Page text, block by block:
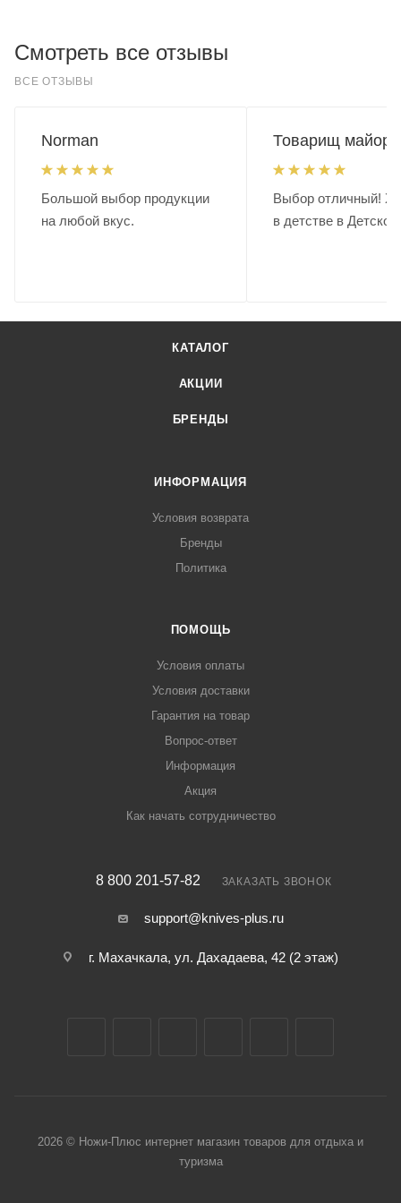
Смотреть все отзывы
ВСЕ ОТЗЫВЫ
Norman
Большой выбор продукции
на любой вкус.
Товарищ майор.
Выбор отличный!
в детстве в
КАТАЛОГ
АКЦИИ
БРЕНДЫ
ИНФОРМАЦИЯ
Условия возврата
Бренды
Политика
ПОМОЩЬ
Условия оплаты
Условия доставки
Гарантия на товар
Вопрос-ответ
Информация
Акция
Как начать сотрудничество
8 800 201-57-82 ЗАКАЗАТЬ ЗВОНОК
support@knives-plus.ru
г. Махачкала, ул. Дахадаева, 42 (2 этаж)
2026 © Ножи-Плюс интернет магазин товаров для отдыха и
туризма